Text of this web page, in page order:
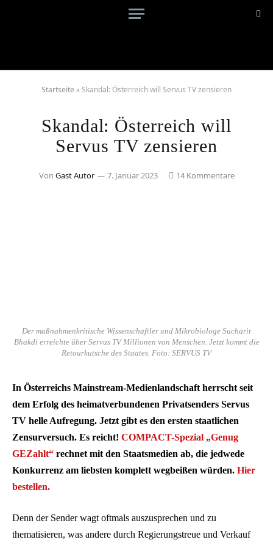
Startseite »Skandal: Österreich will Servus TV zensieren
Skandal: Österreich will
Servus TV zensieren
Von Gast Autor 7. Januar 2023 14 Kommentare
Der maßnahmenkritische Wissenschaftler und Mikrobiologe Sucharit
Bhakdi erreichte über Servus TV Millionen von Menschen. Jetzt kommt die
Retourkutsche des Staates. Foto: SERVUS TV
In Österreichs Mainstream-Medienlandschaft herrscht seit
dem Erfolg des heimatverbundenen Privatsenders Servus
TV helle Aufregung. Jetzt gibt es den ersten staatlichen
Zensurversuch. Es reicht! COMPACT-Spezial „Genug
GEZahlt“ rechnet mit den Staatsmedien ab, die jedwede
Konkurrenz am liebsten komplett wegbeißen würden. Hier
bestellen.
Denn der Sender wagt oftmals auszusprechen und zu
thematisieren, was andere durch Regierungstreue und Verkauf